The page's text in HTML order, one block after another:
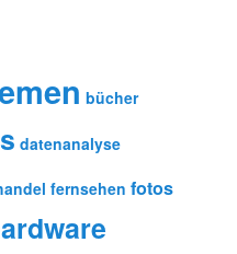
bücher
datenanalyse
fernsehen fotos